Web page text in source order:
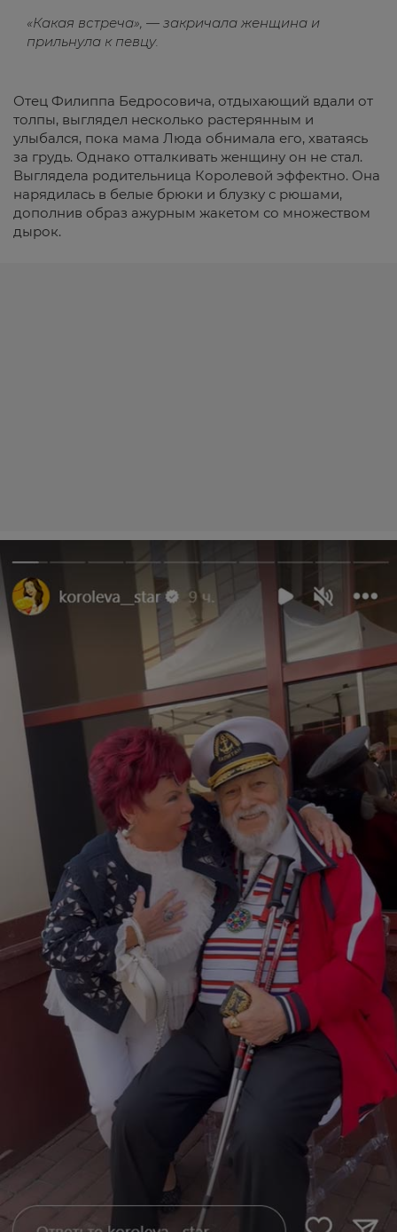
«Какая встреча», — закричала женщина и
прильнула к певцу.
Отец Филиппа Бедросовича, отдыхающий вдали от
толпы, выглядел несколько растерянным и
улыбался, пока мама Люда обнимала его, хватаясь
за грудь. Однако отталкивать женщину он не стал.
Выглядела родительница Королевой эффектно. Она
нарядилась в белые брюки и блузку с рюшами,
дополнив образ ажурным жакетом со множеством
дырок.